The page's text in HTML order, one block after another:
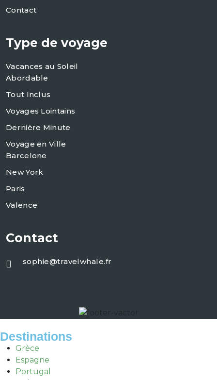
Contact
Type de voyage
Vacances au Soleil
Abordable
Tout Inclus
Voyages Lointains
Dernière Minute
Voyage en Ville
Barcelone
New York
Paris
Valence
Contact
sophie@travelwhale.fr
Destinations
Grèce
Espagne
Portugal